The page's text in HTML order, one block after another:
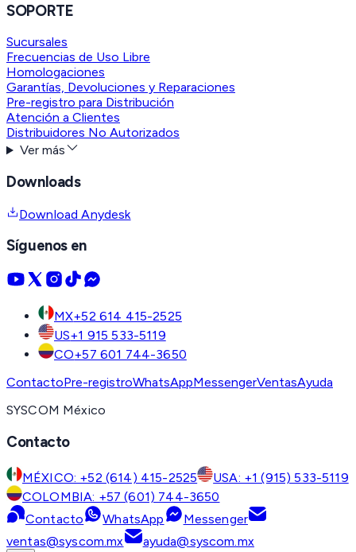
SOPORTE
Sucursales
Frecuencias de Uso Libre
Homologaciones
Garantías, Devoluciones y Reparaciones
Pre-registro para Distribución
Atención a Clientes
Distribuidores No Autorizados
Ver más
Downloads
Download Anydesk
Síguenos en
MX+52 614 415-2525
US+1 915 533-5119
CO+57 601 744-3650
ContactoPre-registroWhatsAppMessengerVentasAyuda
SYSCOM México
Contacto
MÉXICO: +52 (614) 415-2525
USA: +1 (915) 533-5119
COLOMBIA: +57 (601) 744-3650
Contacto
WhatsApp
Messenger
ventas@syscom.mx
ayuda@syscom.mx